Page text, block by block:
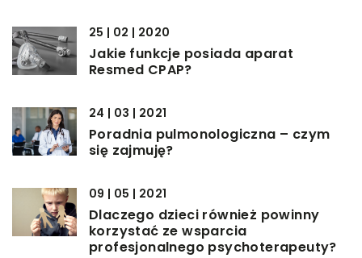
25 | 02 | 2020
Jakie funkcje posiada aparat
Resmed CPAP?
24 | 03 | 2021
Poradnia pulmonologiczna – czym
się zajmuję?
09 | 05 | 2021
Dlaczego dzieci również powinny
korzystać ze wsparcia
profesjonalnego psychoterapeuty?